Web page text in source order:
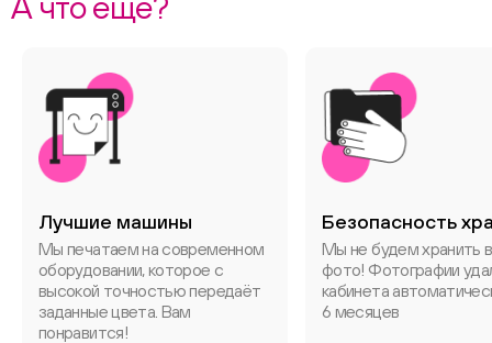
Лучшие машины
Мы печатаем на современном
оборудовании, которое с
высокой точностью передаёт
заданные цвета. Вам
понравится!
Безопасность
Мы не будем хранить
фото! Фотографии
кабинета
6 месяцев